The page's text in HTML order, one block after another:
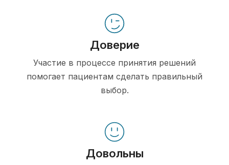
Доверие
Участие в процессе принятия решений
помогает пациентам сделать правильный
выбор.
Довольны